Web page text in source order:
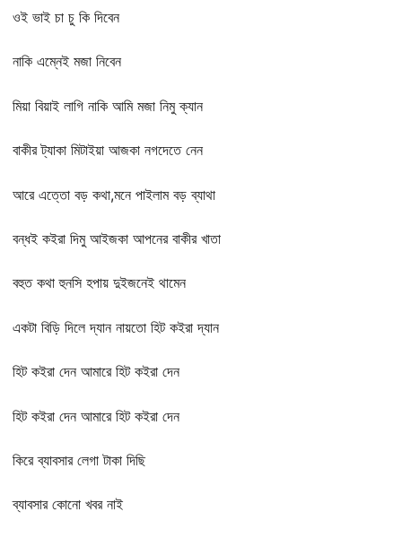
ওই ভাই চা চু কি দিবেন
নাকি এম্নেই মজা নিবেন
মিয়া বিয়াই লাগি নাকি আমি মজা নিমু ক্যান
বাকীর ট্যাকা মিটাইয়া আজকা নগদেতে নেন
আরে এত্তো বড় কথা,মনে পাইলাম বড় ব্যাথা
বন্ধই কইরা দিমু আইজকা আপনের বাকীর খাতা
বহুত কথা হুনসি হপায় দুইজনেই থামেন
একটা বিড়ি দিলে দ্যান নায়তো হিট কইরা দ্যান
হিট কইরা দেন আমারে হিট কইরা দেন
হিট কইরা দেন আমারে হিট কইরা দেন
কিরে ব্যাবসার লেগা টাকা দিছি
ব্যাবসার কোনো খবর নাই